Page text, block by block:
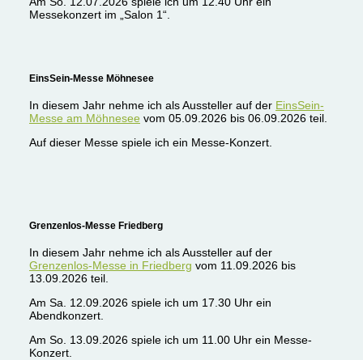
Messekonzert im „Salon 1“.
EinsSein-Messe Möhnesee
In diesem Jahr nehme ich als Aussteller auf der EinsSein-
Messe am Möhnesee vom 05.09.2026 bis 06.09.2026 teil.
Auf dieser Messe spiele ich ein Messe-Konzert.
Grenzenlos-Messe Friedberg
In diesem Jahr nehme ich als Aussteller auf der
Grenzenlos-Messe in Friedberg vom 11.09.2026 bis
13.09.2026 teil.
Am Sa. 12.09.2026 spiele ich um 17.30 Uhr ein
Abendkonzert.
Am So. 13.09.2026 spiele ich um 11.00 Uhr ein Messe-
Konzert.